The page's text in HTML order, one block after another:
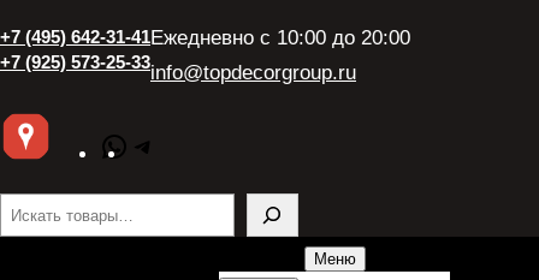
+7 (495) 642-31-41
+7 (925) 573-25-33
Ежедневно с 10:00 до 20:00
info@topdecorgroup.ru
WhatsApp
Поиск
Меню